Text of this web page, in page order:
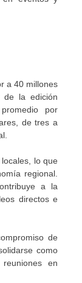
a 40 millones
de la edición
por
de tres a
lo que
regional.
a la
directos e
de
como
en